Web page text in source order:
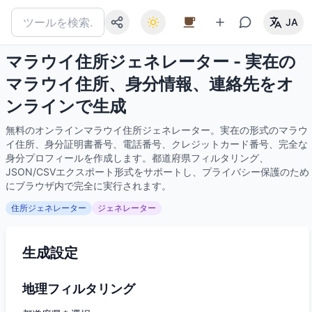
JA
マラウイ住所ジェネレーター - 実在の
マラウイ住所、身分情報、連絡先をオ
ンラインで生成
無料のオンラインマラウイ住所ジェネレーター。実在の形式のマラウ
イ住所、身分証明書番号、電話番号、クレジットカード番号、完全な
身分プロフィールを作成します。都道府県フィルタリング、
JSON/CSVエクスポート形式をサポートし、プライバシー保護のため
にブラウザ内で完全に実行されます。
住所ジェネレーター ジェネレーター
生成設定
地理フィルタリング